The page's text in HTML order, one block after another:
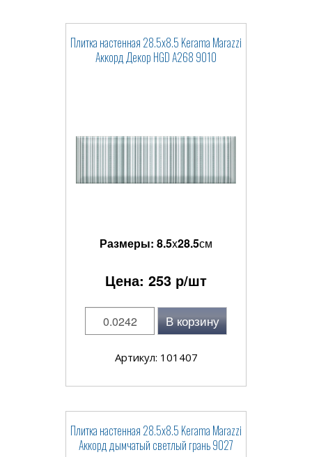
Плитка настенная 28.5x8.5 Kerama Marazzi
Аккорд Декор HGD A268 9010
Размеры: 8.5x28.5см
Цена: 253 р/шт
В корзину
Артикул: 101407
Плитка настенная 28.5x8.5 Kerama Marazzi
Аккорд дымчатый светлый грань 9027